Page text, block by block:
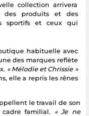
collection arrivera
produits et des
sportifs et ceux qui
habituelle avec
des marques reflète
« Mélodie et Chrissie »
elle a repris les rênes
le travail de son
familial.
« Je ne